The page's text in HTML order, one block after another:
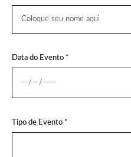
Data do Evento *
Tipo de Evento *